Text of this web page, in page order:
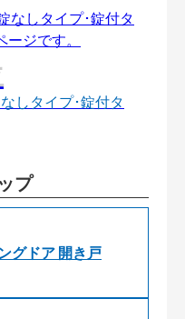
しタイプ･錠付タ
プ
グドア 開き戸